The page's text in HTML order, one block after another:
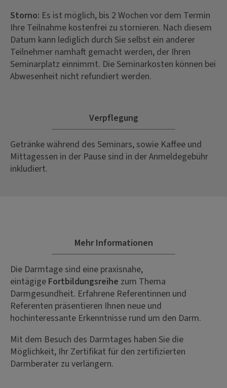
Storno: Es ist möglich, bis 2 Wochen vor dem Termin
Ihre Teilnahme kostenfrei zu stornieren. Nach diesem
Datum kann lediglich durch Sie selbst ein anderer
Teilnehmer namhaft gemacht werden, der Ihren
Seminarplatz einnimmt. Die Seminarkosten können bei
Abwesenheit nicht refundiert werden.
Verpflegung
Getränke während des Seminars, sowie Kaffee und
Mittagessen in der Pause sind in der Anmeldegebühr
inkludiert.
Mehr Informationen
Die Darmtage sind eine praxisnahe,
eintägige Fortbildungsreihe zum Thema
Darmgesundheit. Erfahrene Referentinnen und
Referenten präsentieren Ihnen neue und
hochinteressante Erkenntnisse rund um den Darm.
Mit dem Besuch des Darmtages haben Sie die
Möglichkeit, Ihr Zertifikat für den zertifizierten
Darmberater zu verlängern.